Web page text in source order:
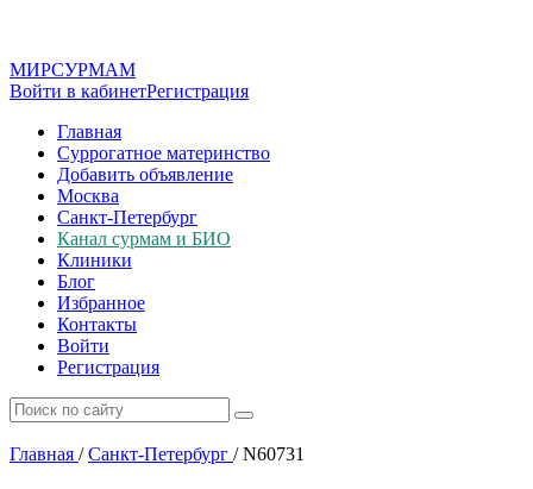
МИРСУРМАМ
Войти в кабинетРегистрация
Главная
Суррогатное материнство
Добавить объявление
Москва
Санкт-Петербург
Канал сурмам и БИО
Клиники
Блог
Избранное
Контакты
Войти
Регистрация
Главная / Санкт-Петербург /N60731